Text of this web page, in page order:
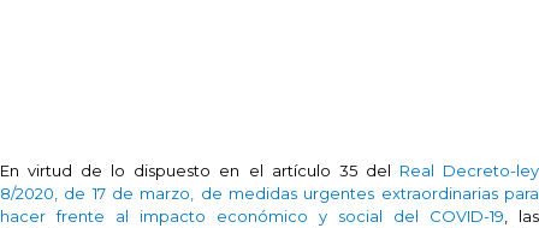
En virtud de lo dispuesto en el artículo 35 del Real Decreto-ley
8/2020, de 17 de marzo, de medidas urgentes extraordinarias para
hacer frente al impacto económico y social del COVID-19 , las